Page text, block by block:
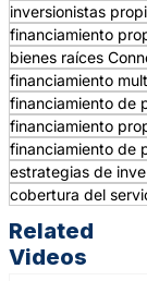
inversionistas
financiamiento
bienes raíces
financiamiento
financiamiento de
financiamiento
financiamiento de
estrategias de
cobertura del
Related
Videos